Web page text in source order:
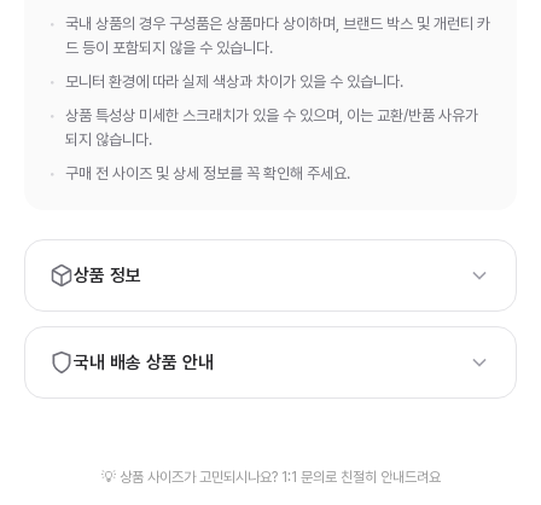
국내 상품의 경우 구성품은 상품마다 상이하며, 브랜드 박스 및 개런티 카
드 등이 포함되지 않을 수 있습니다.
모니터 환경에 따라 실제 색상과 차이가 있을 수 있습니다.
상품 특성상 미세한 스크래치가 있을 수 있으며, 이는 교환/반품 사유가
되지 않습니다.
구매 전 사이즈 및 상세 정보를 꼭 확인해 주세요.
상품 정보
브랜드:CP COMPANY
모델번호:#0307
국내 배송 상품 안내
발송 물류창고가 상이하여 신속한 배송을 위해 검수 사진이 제공
💡 상품 사이즈가 고민되시나요? 1:1 문의로 친절히 안내드려요